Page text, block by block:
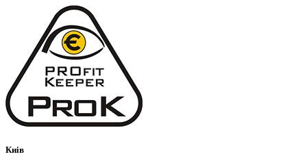
Киів